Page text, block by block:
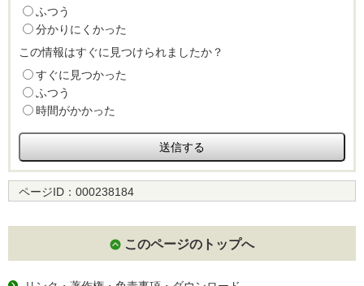
ふつう
分かりにくかった
この情報はすぐに見つけられましたか？
すぐに見つかった
ふつう
時間がかかった
ページID： 000238184
このページのトップへ